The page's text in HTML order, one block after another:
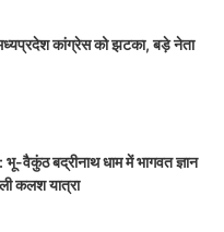
कांग्रेस को झटका, बड़े नेता
बद्रीनाथ धाम में भागवत ज्ञान
कलश यात्रा